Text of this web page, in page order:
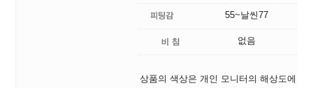
55~날씬77
없음
상품의 색상은 개인 모니터의 해상도에